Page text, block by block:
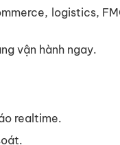
logistics,
vận hành ngay.
realtime.